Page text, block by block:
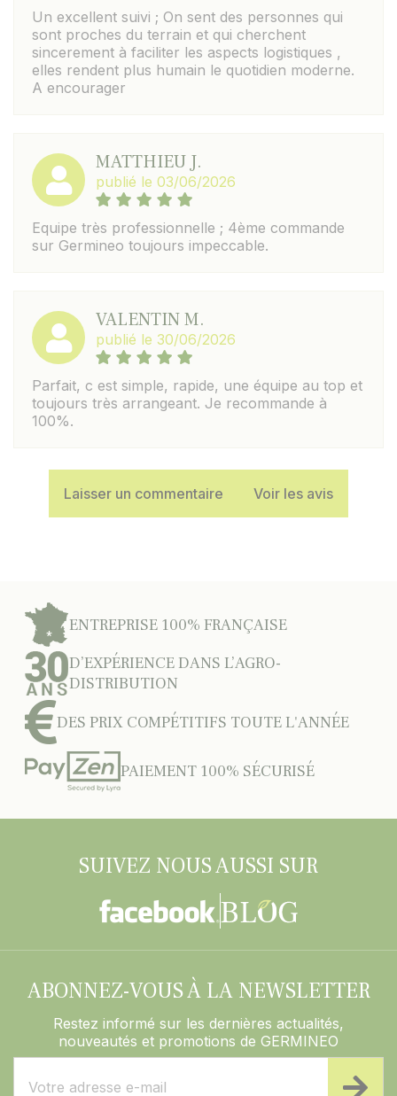
Un excellent suivi ; On sent des personnes qui
sont proches du terrain et qui cherchent
sincerement à faciliter les aspects logistiques ,
elles rendent plus humain le quotidien moderne.
A encourager
MATTHIEU J.
publié le 03/06/2026
Equipe très professionnelle ; 4ème commande
sur Germineo toujours impeccable.
VALENTIN M.
publié le 30/06/2026
Parfait, c est simple, rapide, une équipe au top et
toujours très arrangeant. Je recommande à
100%.
Laisser un commentaire Voir les avis
ENTREPRISE 100% FRANÇAISE
D’EXPÉRIENCE DANS L’AGRO-
DISTRIBUTION
DES PRIX COMPÉTITIFS TOUTE L'ANNÉE
PAIEMENT 100% SÉCURISÉ
SUIVEZ NOUS AUSSI SUR
ABONNEZ-VOUS À LA NEWSLETTER
Restez informé sur les dernières actualités,
nouveautés et promotions de GERMINEO